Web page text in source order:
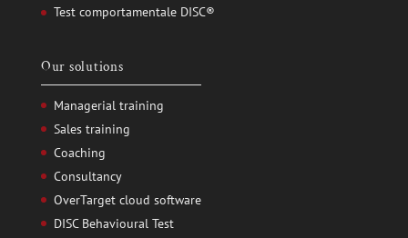
Test comportamentale DISC®
Our solutions
Managerial training
Sales training
Coaching
Consultancy
OverTarget cloud software
DISC Behavioural Test